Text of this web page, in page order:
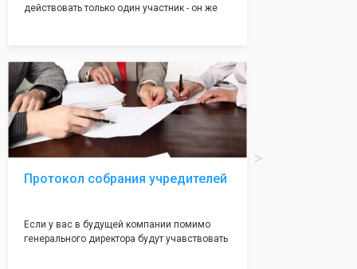
действовать только один участник - он же
грамотно составят данное заявление, а Вам
нужно будет только поставить подпись на
нём!
Протокол собрания учредителей
Если у вас в будущей компании помимо
генерального директора будут учавствовать